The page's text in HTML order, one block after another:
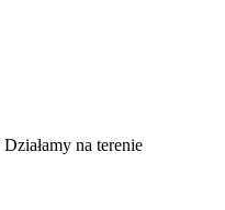
na terenie